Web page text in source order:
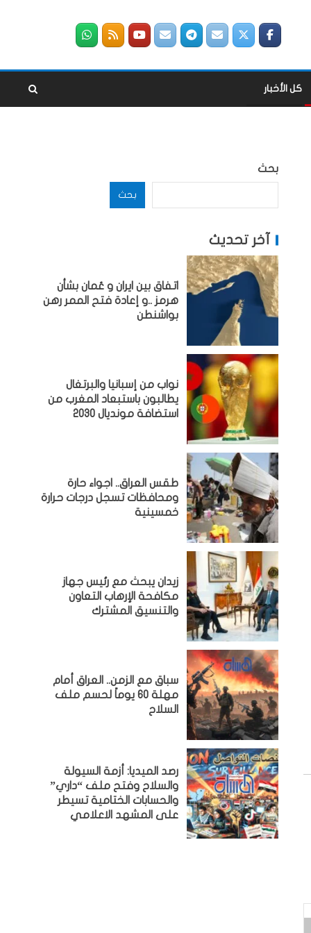
كل الأخبار
بحث
بحث
آخر تحديث
اتفاق بين ايران و عُمان بشأن
هرمز ..و إعادة فتح الممر رهن
بواشنطن
نواب من إسبانيا والبرتغال
يطالبون باستبعاد المغرب من
استضافة مونديال 2030
طقس العراق.. اجواء حارة
ومحافظات تسجل درجات حرارة
خمسينية
زيدان يبحث مع رئيس جهاز
مكافحة الإرهاب التعاون
والتنسيق المشترك
سباق مع الزمن.. العراق أمام
مهلة 60 يوماً لحسم ملف
السلاح
رصد الميديا: أزمة السيولة
والسلاح وفتح ملف “داري”
والحسابات الختامية تسيطر
على المشهد الاعلامي